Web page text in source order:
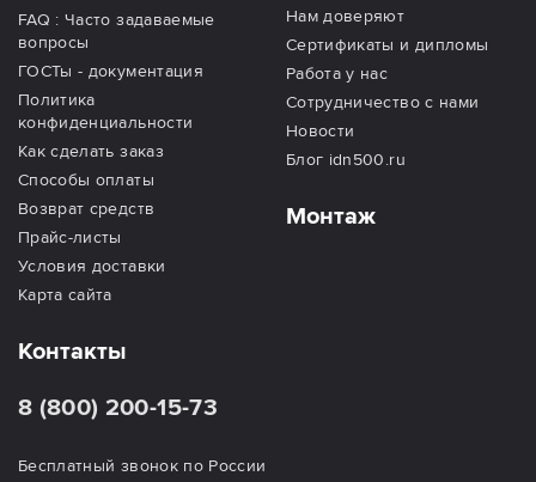
FAQ : Часто задаваемые
вопросы
ГОСТы - документация
Политика
конфиденциальности
Как сделать заказ
Способы оплаты
Возврат средств
Прайс-листы
Условия доставки
Карта сайта
Нам доверяют
Сертификаты и дипломы
Работа у нас
Сотрудничество с нами
Новости
Блог idn500.ru
Монтаж
Контакты
8 (800) 200-15-73
Бесплатный звонок по России